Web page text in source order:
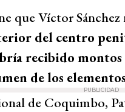
que Víctor Sánchez
del centro
recibido montos
de los
PUBLICIDAD
de Coquimbo,